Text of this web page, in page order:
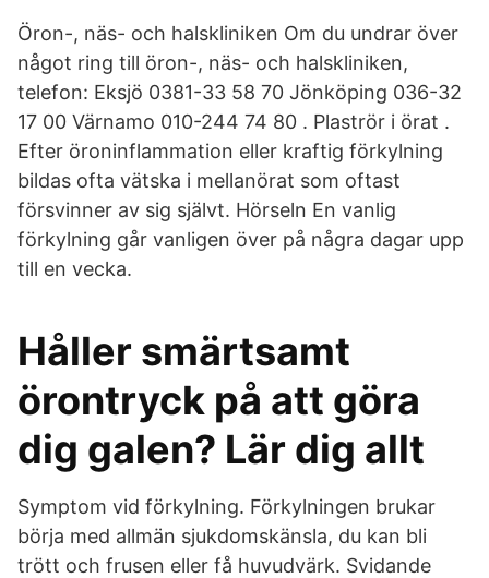
Öron-, näs- och halskliniken Om du undrar över
något ring till öron-, näs- och halskliniken,
telefon: Eksjö 0381-33 58 70 Jönköping 036-32
17 00 Värnamo 010-244 74 80 . Plaströr i örat .
Efter öroninflammation eller kraftig förkylning
bildas ofta vätska i mellanörat som oftast
försvinner av sig självt. Hörseln En vanlig
förkylning går vanligen över på några dagar upp
till en vecka.
Håller smärtsamt
örontryck på att göra
dig galen? Lär dig allt
Symptom vid förkylning. Förkylningen brukar
börja med allmän sjukdomskänsla, du kan bli
trött och frusen eller få huvudvärk. Svidande